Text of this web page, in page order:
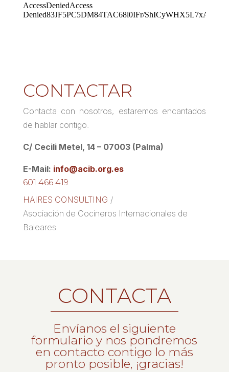
CONTACTAR
Contacta con nosotros, estaremos encantados
de hablar contigo.
C/ Cecili Metel, 14 – 07003 (Palma)
E-Mail: info@acib.org.es
601 466 419
HAIRES CONSULTING /
Asociación de Cocineros Internacionales de
Baleares
CONTACTA
Envíanos el siguiente
formulario y nos pondremos
en contacto contigo lo más
pronto posible, ¡gracias!